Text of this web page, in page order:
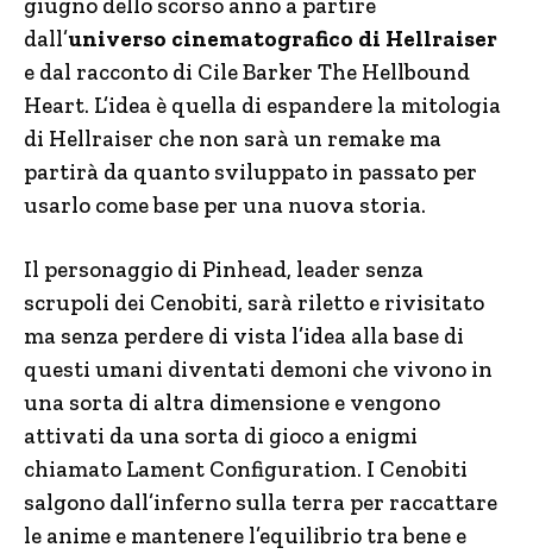
dall’universo cinematografico di Hellraiser
e dal racconto di Cile Barker The Hellbound
Heart. L’idea è quella di espandere la mitologia
di Hellraiser che non sarà un remake ma
partirà da quanto sviluppato in passato per
usarlo come base per una nuova storia.
Il personaggio di Pinhead, leader senza
scrupoli dei Cenobiti, sarà riletto e rivisitato
ma senza perdere di vista l’idea alla base di
questi umani diventati demoni che vivono in
una sorta di altra dimensione e vengono
attivati da una sorta di gioco a enigmi
chiamato Lament Configuration. I Cenobiti
salgono dall’inferno sulla terra per raccattare
le anime e mantenere l’equilibrio tra bene e